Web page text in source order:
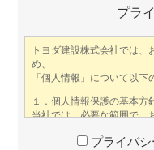
プラ
プライバシ